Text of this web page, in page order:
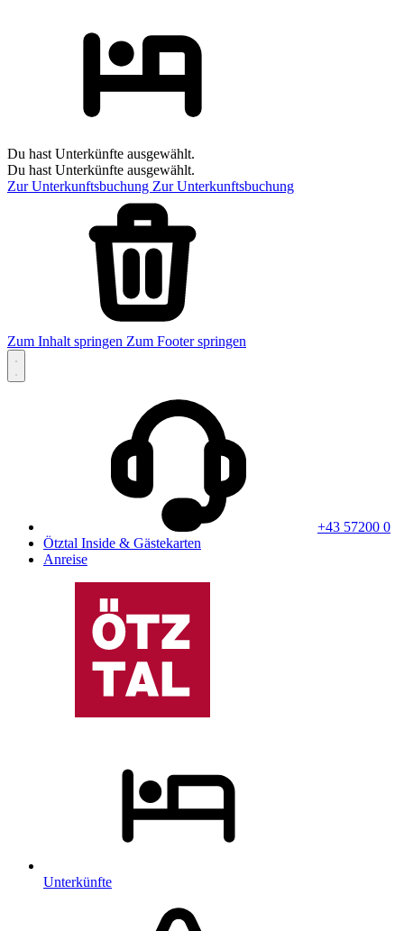
Du hast Unterkünfte ausgewählt.
Du hast Unterkünfte ausgewählt.
Zur Unterkunftsbuchung Zur Unterkunftsbuchung
Zum Inhalt springen Zum Footer springen
+43 57200 0
Ötztal Inside & Gästekarten
Anreise
Unterkünfte